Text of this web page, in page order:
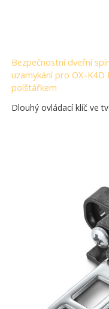
Bezpečnostní dveřní
uzamykání pro OX-K4D
polštářkem
Dlouhý ovládací klíč ve